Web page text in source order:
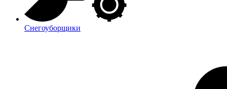
Снегоуборщики